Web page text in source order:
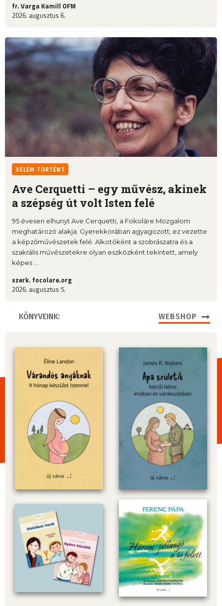
fr. Varga Kamill OFM
2026. augusztus 6.
VELEM TÖRTÉNT
Ave Cerquetti – egy művész, akinek
a szépség út volt Isten felé
95 évesen elhunyt Ave Cerquetti, a Fokoláre Mozgalom
meghatározó alakja. Gyerekkorában agyagozott, ez vezette
a képzőművészetek felé. Alkotóként a szobrászatra és a
szakrális művészetekre olyan eszközként tekintett, amely
képes ...
szerk. focolare.org
2026. augusztus 5.
KÖNYVEINK: WEBSHOP